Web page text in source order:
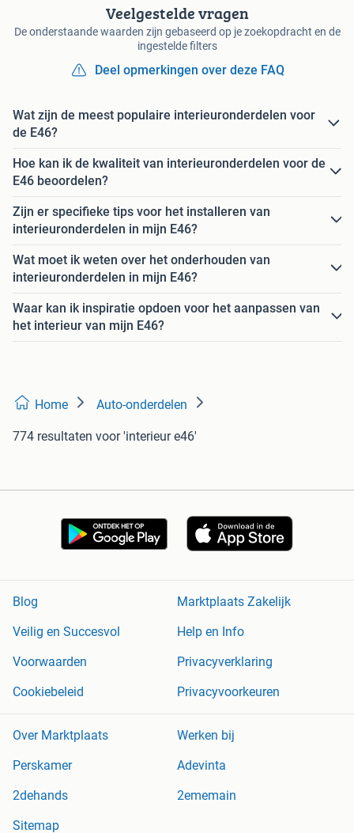
Veelgestelde vragen
De onderstaande waarden zijn gebaseerd op je zoekopdracht en de
ingestelde filters
Deel opmerkingen over deze FAQ
Wat zijn de meest populaire interieuronderdelen voor
de E46?
Hoe kan ik de kwaliteit van interieuronderdelen voor de
E46 beoordelen?
Zijn er specifieke tips voor het installeren van
interieuronderdelen in mijn E46?
Wat moet ik weten over het onderhouden van
interieuronderdelen in mijn E46?
Waar kan ik inspiratie opdoen voor het aanpassen van
het interieur van mijn E46?
Home Auto-onderdelen
774 resultaten voor 'interieur e46'
Blog
Marktplaats Zakelijk
Veilig en Succesvol
Help en Info
Voorwaarden
Privacyverklaring
Cookiebeleid
Privacyvoorkeuren
Over Marktplaats
Werken bij
Perskamer
Adevinta
2dehands
2ememain
Sitemap